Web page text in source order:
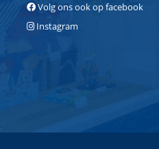
Volg ons ook op facebook
Instagram